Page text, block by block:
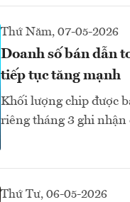
Thứ Năm, 07-05-2026
Doanh số bán dẫn
tiếp tục tăng mạnh
Khối lượng chip được
riêng tháng 3 ghi nhận
Thứ Tư, 06-05-2026